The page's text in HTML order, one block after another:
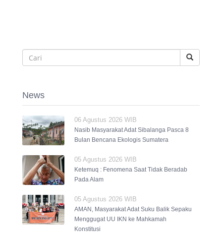
News
06 Agustus 2026 WIB
Nasib Masyarakat Adat Sibalanga Pasca 8
Bulan Bencana Ekologis Sumatera
05 Agustus 2026 WIB
Ketemuq : Fenomena Saat Tidak Beradab
Pada Alam
05 Agustus 2026 WIB
AMAN, Masyarakat Adat Suku Balik Sepaku
Menggugat UU IKN ke Mahkamah
Konstitusi